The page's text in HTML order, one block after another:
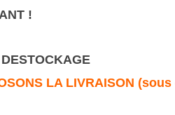
Retour à la rubrique
!
LA LIVRAISON